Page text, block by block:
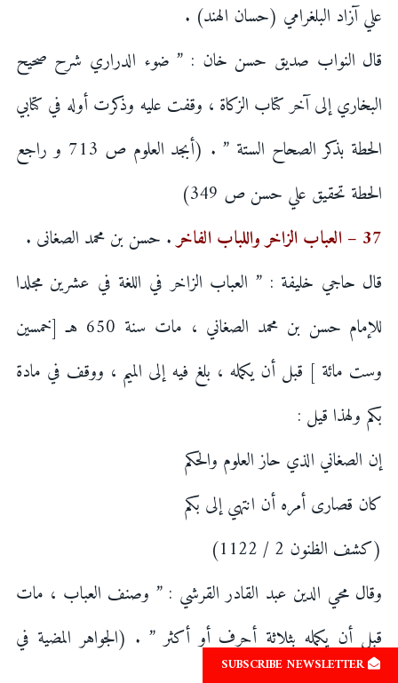
علي آزاد البلغرامي (حسان الهند) .
قال النواب صديق حسن خان : ” ضوء الدراري شرح صحيح
البخاري إلى آخر كتاب الزكاة ، وقفت عليه وذكرت أوله في كتابي
الحطة بذكر الصحاح الستة ” . (أبجد العلوم ص 713 و راجع
الحطة تحقيق علي حسن ص 349)
37 – العباب الزاخر واللباب الفاخر
. حسن بن محمد الصغانی .
قال حاجي خليفة : ” العباب الزاخر في اللغة في عشرين مجلدا
للإمام حسن بن محمد الصغاني ، مات سنة 650 هـ [خمسين
وست مائة ] قبل أن يكمله ، بلغ فيه إلى الميم ، ووقف في مادة
بكم ولهذا قيل :
إن الصغاني الذي حاز العلوم والحكم
كان قصارى أمره أن انتهي إلى بكم
(كشف الظنون 2 / 1122)
وقال محي الدين عبد القادر القرشي : ” وصنف العباب ، مات
قبل أن يكمله بثلاثة أحرف أو أكثر ” . (الجواهر المضية في
SUBSCRIBE NEWSLETTER